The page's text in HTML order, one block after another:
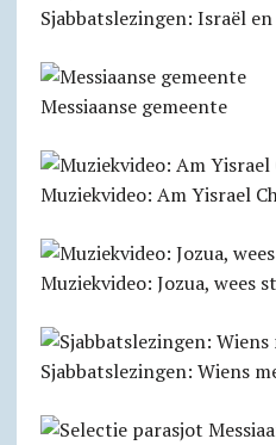
Sjabbatslezingen: Israël
Messiaanse gemeente
Muziekvideo: Am Yisrael
Muziekvideo: Jozua, wees
Sjabbatslezingen: Wiens